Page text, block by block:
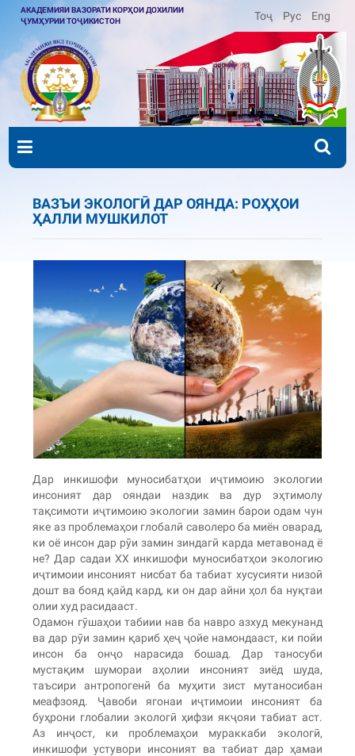
АКАДЕМИЯИ ВАЗОРАТИ КОРҲОИ ДОХИЛИИ
ҶУМҲУРИИ ТОҶИКИСТОН
Тоҷ Рус Eng
ВАЗЪИ ЭКОЛОГӢ ДАР ОЯНДА: РОҲҲОИ
ҲАЛЛИ МУШКИЛОТ
Дар инкишофи муносибатҳои иҷтимоию экологии
инсоният дар ояндаи наздик ва дур эҳтимолу
тақсимоти иҷтимоию экологии замин барои одам чун
яке аз проблемаҳои глобалӣ саволеро ба миён оварад,
ки оё инсон дар рӯи замин зиндагӣ карда метавонад ё
не? Дар садаи XX инкишофи муносибатҳои экологию
иҷтимоии инсоният нисбат ба табиат хусусияти низоӣ
дошт ва бояд қайд кард, ки он дар айни ҳол ба нуқтаи
олии худ расидааст.
Одамон гӯшаҳои табиии нав ба навро азхуд мекунанд
ва дар рӯи замин қариб ҳеҷ ҷойе намондааст, ки пойи
инсон ба онҷо нарасида бошад. Дар таносуби
мустақим шумораи аҳолии инсоният зиёд шуда,
таъсири антропогенӣ ба муҳити зист мутаносибан
меафзояд. Ҷавоби ягонаи иҷтимоии инсоният ба
буҳрони глобалии экологӣ ҳифзи якҷояи табиат аст.
Аз инҷост, ки проблемаҳои мураккаби экологӣ,
инкишофи устувори инсоният ва табиат дар ҳамаи